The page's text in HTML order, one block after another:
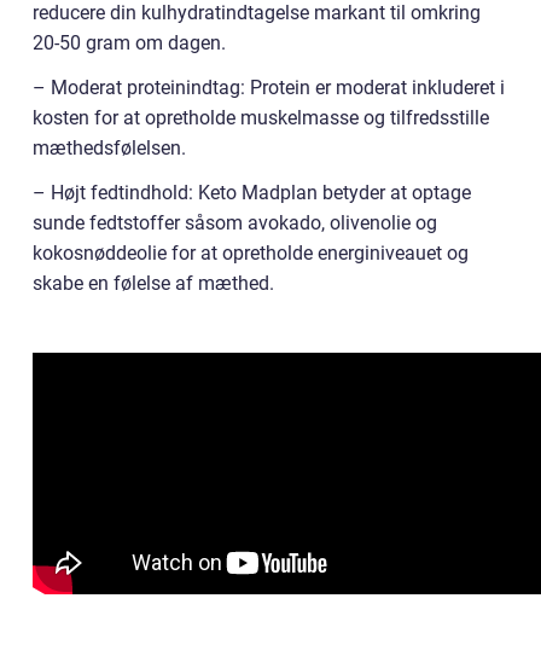
reducere din kulhydratindtagelse markant til omkring
20-50 gram om dagen.
– Moderat proteinindtag: Protein er moderat inkluderet i
kosten for at opretholde muskelmasse og tilfredsstille
mæthedsfølelsen.
– Højt fedtindhold: Keto Madplan betyder at optage
sunde fedtstoffer såsom avokado, olivenolie og
kokosnøddeolie for at opretholde energiniveauet og
skabe en følelse af mæthed.